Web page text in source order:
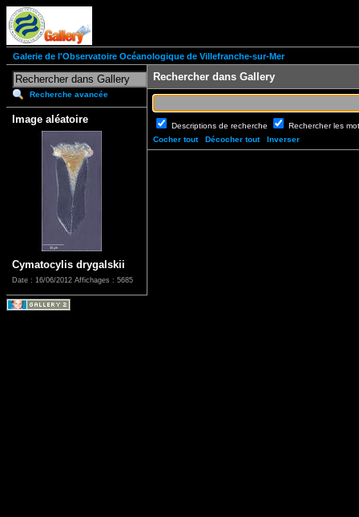
Galerie de l'Observatoire Océanologique de Villefranche-sur-Mer
Recherche avancée
Image aléatoire
Cymatocylis drygalskii
Date : 16/06/2012 Affichages : 5685
Rechercher dans Gallery
Descriptions de recherche
Rechercher les
Cocher tout
Décocher tout Inverser